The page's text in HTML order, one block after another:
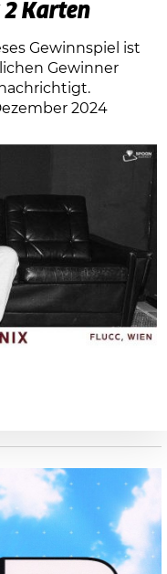
2 Karten
Gewinnspiel ist
Gewinner
2024